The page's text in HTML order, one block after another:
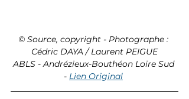
© Source, copyright - Photographe :
Cédric DAYA / Laurent PEIGUE
ABLS - Andrézieux-Bouthéon Loire Sud
- Lien Original